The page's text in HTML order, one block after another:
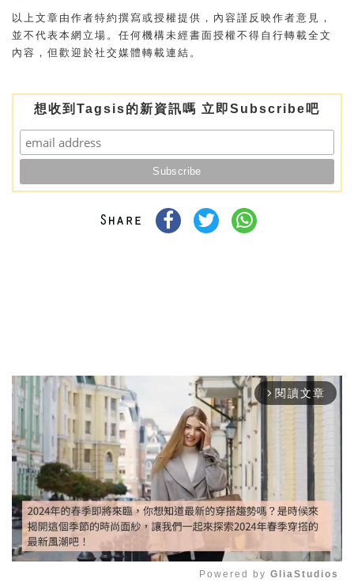
以上文章由作者特約撰寫或授權提供，內容謹反映作者意見，
並不代表本網立場。任何機構未經書面授權不得自行轉載全文
內容，但歡迎於社交媒體轉載連結。
想收到Tagsis的新資訊嗎 立即Subscribe吧
arrow_forward_ios 閱讀文章
Powered by GliaStudios